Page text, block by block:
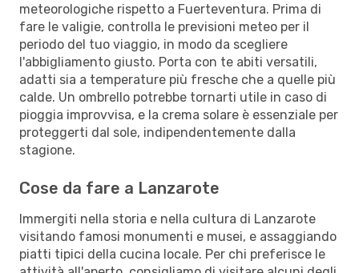
meteorologiche rispetto a Fuerteventura. Prima di
fare le valigie, controlla le previsioni meteo per il
periodo del tuo viaggio, in modo da scegliere
l'abbigliamento giusto. Porta con te abiti versatili,
adatti sia a temperature più fresche che a quelle più
calde. Un ombrello potrebbe tornarti utile in caso di
pioggia improvvisa, e la crema solare è essenziale per
proteggerti dal sole, indipendentemente dalla
stagione.
Cose da fare a Lanzarote
Immergiti nella storia e nella cultura di Lanzarote
visitando famosi monumenti e musei, e assaggiando
piatti tipici della cucina locale. Per chi preferisce le